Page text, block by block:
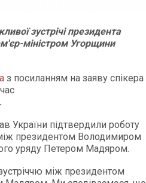
зустрічі президента
міністром Угорщини
з посиланням на заяву спікера
.
України підтвердили роботу
президентом Володимиром
уряду Петером Мадяром.
між президентом